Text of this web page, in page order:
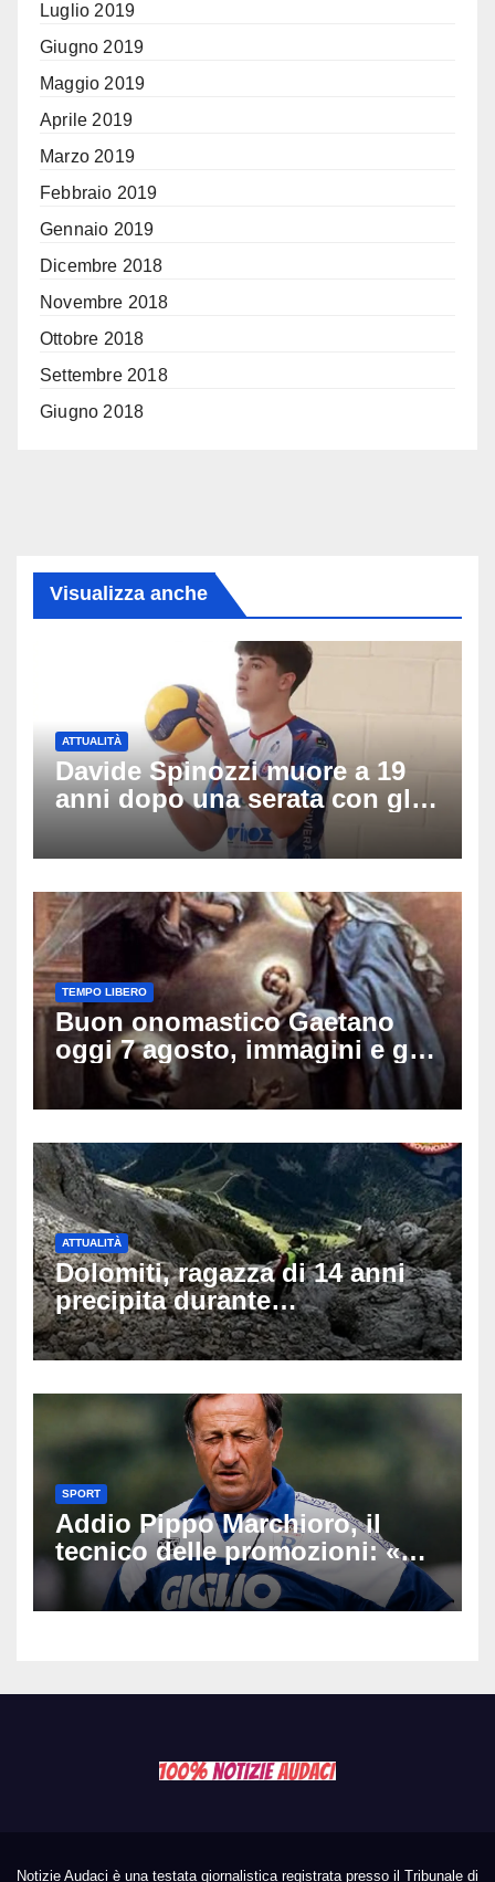
Luglio 2019
Giugno 2019
Maggio 2019
Aprile 2019
Marzo 2019
Febbraio 2019
Gennaio 2019
Dicembre 2018
Novembre 2018
Ottobre 2018
Settembre 2018
Giugno 2018
Visualizza anche
ATTUALITÀ
Davide Spinozzi muore a 19
anni dopo una serata con gli
amici: il mistero dello
schianto senza frenata
TEMPO LIBERO
Buon onomastico Gaetano
oggi 7 agosto, immagini e gif
di auguri da condividere sui
social
ATTUALITÀ
Dolomiti, ragazza di 14 anni
precipita durante
un’escursione: tragedia sul
Latemar davanti alla famiglia
SPORT
Addio Pippo Marchioro, il
tecnico delle promozioni: «Ha
scritto pagine indimenticabili
del nostro calcio»
Notizie Audaci è una testata giornalistica registrata presso il Tribunale di